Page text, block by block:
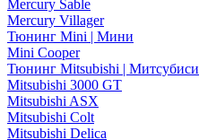
Mercury Sable
Mercury Villager
Тюнинг Mini | Мини
Mini Cooper
Тюнинг Mitsubishi | Митсубиси
Mitsubishi 3000 GT
Mitsubishi ASX
Mitsubishi Colt
Mitsubishi Delica